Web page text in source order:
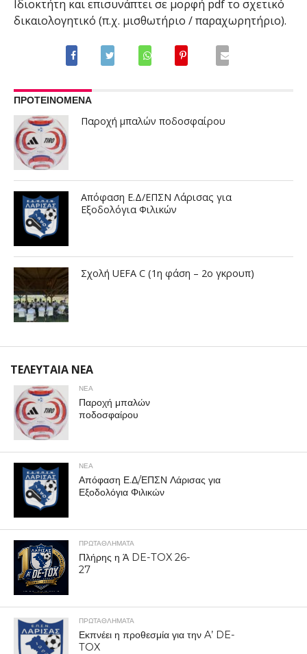
Ιδιοκτήτη και επισυνάπτει σε μορφή pdf το σχετικό
δικαιολογητικό (π.χ. μισθωτήριο / παραχωρητήριο).
ΠΡΟΤΕΙΝΟΜΕΝΑ
Παροχή μπαλών ποδοσφαίρου
Απόφαση Ε.Δ/ΕΠΣΝ Λάρισας για
Εξοδολόγια Φιλικών
Σχολή UEFA C (1η φάση – 2ο γκρουπ)
ΤΕΛΕΥΤΑΙΑ ΝΕΑ
ΝΕΑ
Παροχή μπαλών
ποδοσφαίρου
ΝΕΑ
Απόφαση Ε.Δ/ΕΠΣΝ Λάρισας για
Εξοδολόγια Φιλικών
ΠΡΩΤΑΘΛΉΜΑΤΑ
Πλήρης η Ά DE-TOX 26-
27
ΠΡΩΤΑΘΛΉΜΑΤΑ
Εκπνέει η προθεσμία για την A’ DE-
TOX